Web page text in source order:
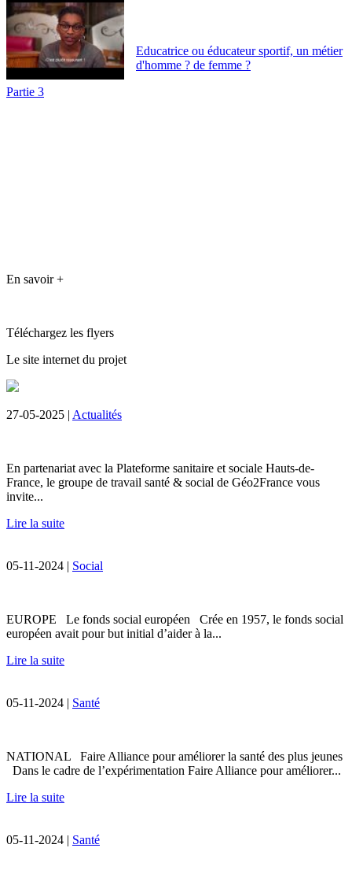
Educatrice ou éducateur sportif, un métier
d'homme ? de femme ?
Partie 3
En savoir +
Téléchargez les flyers
Le site internet du projet
27-05-2025 | Actualités
En partenariat avec la Plateforme sanitaire et sociale Hauts-de-
France, le groupe de travail santé & social de Géo2France vous
invite...
Lire la suite
05-11-2024 | Social
EUROPE Le fonds social européen Crée en 1957, le fonds social
européen avait pour but initial d’aider à la...
Lire la suite
05-11-2024 | Santé
NATIONAL Faire Alliance pour améliorer la santé des plus jeunes
Dans le cadre de l’expérimentation Faire Alliance pour améliorer...
Lire la suite
05-11-2024 | Santé